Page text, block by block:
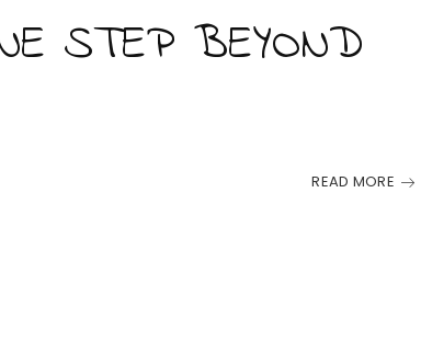
STEP BEYOND
READ MORE